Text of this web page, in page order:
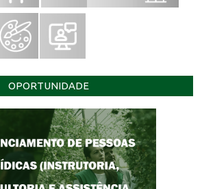
OPORTUNIDADE